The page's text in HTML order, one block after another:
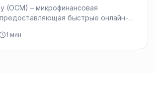
(OCM) – микрофинансовая
предоставляющая быстрые онлайн-
условия…
1 мин